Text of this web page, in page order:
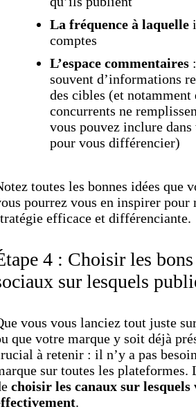
La fréquence à laquelle
comptes
L’espace commentaires
souvent d’informations
des cibles (et notamment
concurrents ne
vous pouvez inclure
pour vous différencier)
toutes les bonnes idées que
pourrez vous en inspirer pour
efficace et différenciante.
4 : Choisir les bons
sur lesquels
vous vous lanciez tout juste
que votre marque y soit déjà
à retenir : il n’y a pas
sur toutes les plateformes.
choisir les canaux sur lesquels
.